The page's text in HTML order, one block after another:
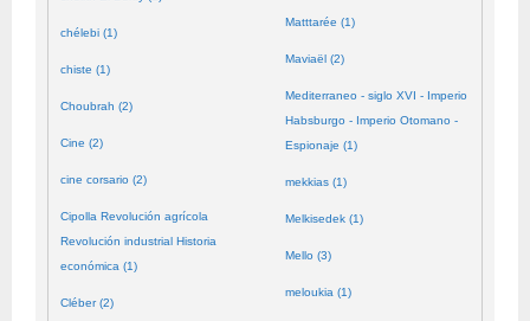
chélebi (1)
chiste (1)
Choubrah (2)
Cine (2)
cine corsario (2)
Cipolla Revolución agrícola
Revolución industrial Historia
económica (1)
Cléber (2)
Matttarée (1)
Maviaël (2)
Mediterraneo - siglo XVI - Imperio
Habsburgo - Imperio Otomano -
Espionaje (1)
mekkias (1)
Melkisedek (1)
Mello (3)
meloukia (1)